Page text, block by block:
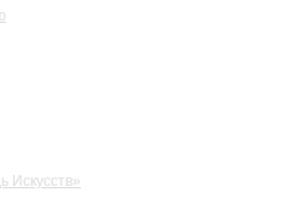
Искусств»